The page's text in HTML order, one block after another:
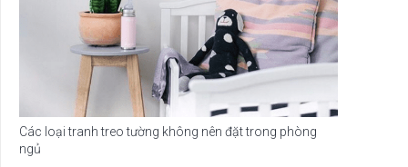
Các loại tranh treo tường không nên đặt trong phòng
ngủ